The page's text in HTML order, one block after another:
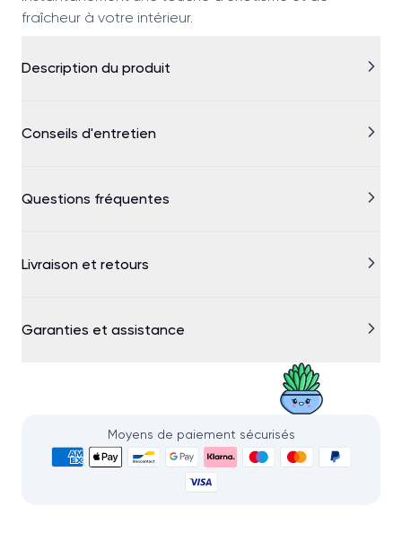
fraîcheur à votre intérieur.
Description du produit
Conseils d'entretien
Questions fréquentes
Livraison et retours
Garanties et assistance
Moyens de paiement sécurisés